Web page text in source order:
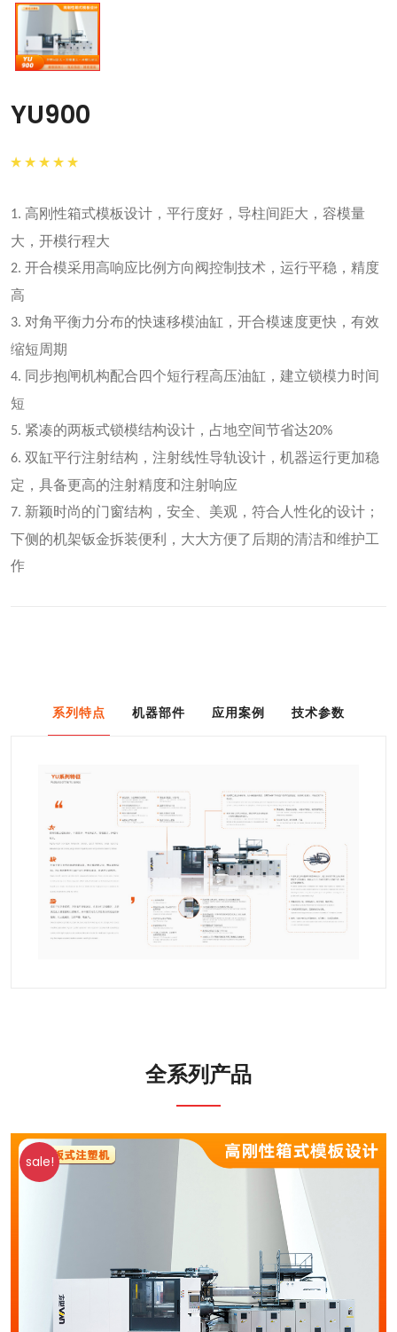
YU900
1. 高刚性箱式模板设计，平行度好，导柱间距大，容模量
大，开模行程大
2. 开合模采用高响应比例方向阀控制技术，运行平稳，精度
高
3. 对角平衡力分布的快速移模油缸，开合模速度更快，有效
缩短周期
4. 同步抱闸机构配合四个短行程高压油缸，建立锁模力时间
短
5. 紧凑的两板式锁模结构设计，占地空间节省达20%
6. 双缸平行注射结构，注射线性导轨设计，机器运行更加稳
定，具备更高的注射精度和注射响应
7. 新颖时尚的门窗结构，安全、美观，符合人性化的设计；
下侧的机架钣金拆装便利，大大方便了后期的清洁和维护工
作
系列特点 机器部件 应用案例 技术参数
全系列产品
sale!